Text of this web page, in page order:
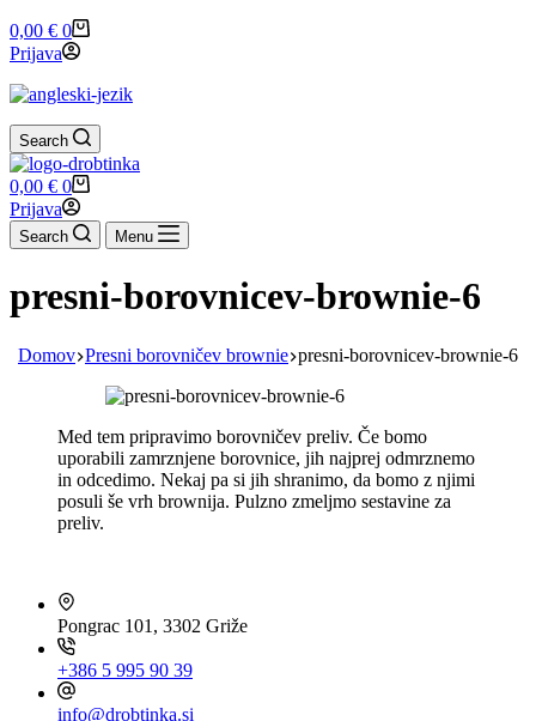
Shopping
cart
0,00 € 0
Prijava
Search
Shopping
cart
0,00 € 0
Prijava
Search Menu
presni-borovnicev-brownie-6
Domov Presni borovničev brownie presni-borovnicev-brownie-6
Med tem pripravimo borovničev preliv. Če bomo
uporabili zamrznjene borovnice, jih najprej odmrznemo
in odcedimo. Nekaj pa si jih shranimo, da bomo z njimi
posuli še vrh brownija. Pulzno zmeljmo sestavine za
preliv.
Pongrac 101, 3302 Griže
+386 5 995 90 39
info@drobtinka.si